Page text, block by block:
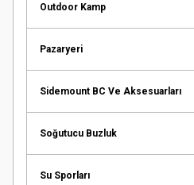
Outdoor Kamp
Pazaryeri
Sidemount BC Ve Aksesuarları
Soğutucu Buzluk
Su Sporları